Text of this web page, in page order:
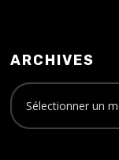
ARCHIVES